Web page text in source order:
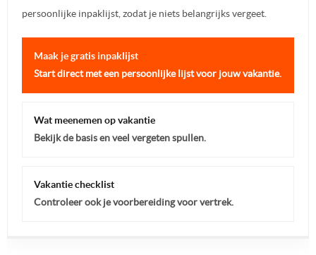
persoonlijke inpaklijst, zodat je niets belangrijks vergeet.
Maak je gratis inpaklijst
Start direct met een persoonlijke lijst voor jouw vakantie.
Wat meenemen op vakantie
Bekijk de basis en veel vergeten spullen.
Vakantie checklist
Controleer ook je voorbereiding voor vertrek.